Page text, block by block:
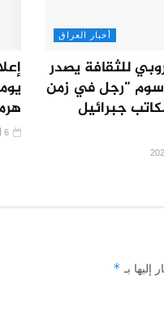
أخبار العراق
للثقافة يصدر
“رجل في زمن
جبرائيل
إليها بـ *